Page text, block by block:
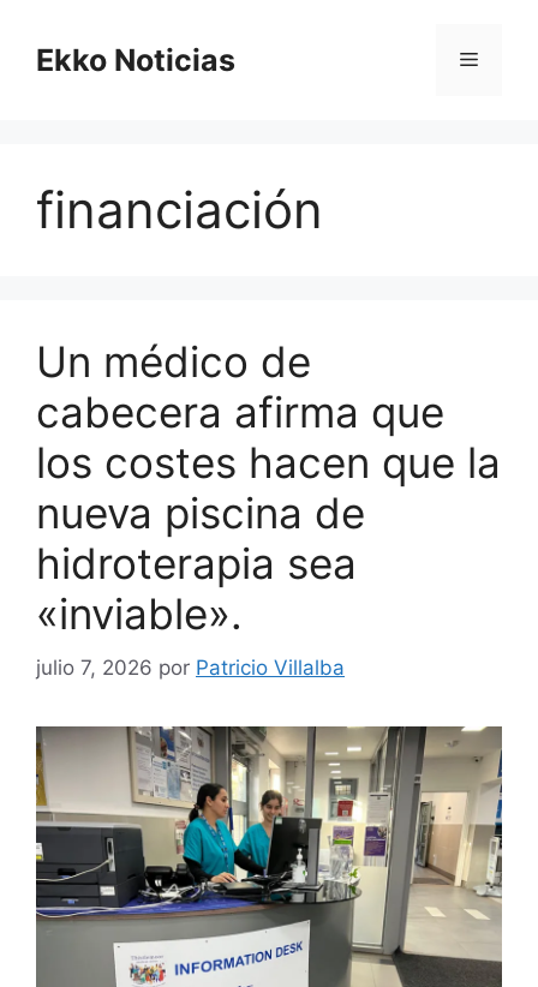
contenido
Ekko Noticias Menú
financiación
Un médico de
cabecera afirma que
los costes hacen que la
nueva piscina de
hidroterapia sea
«inviable».
julio 7, 2026 por Patricio Villalba